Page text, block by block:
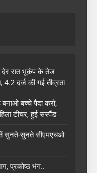
देर रात भूकंप के तेज
दर्ज की गई तीव्रता
बच्चे पैदा करो,
टीचर, हुई सस्पैंड
सुनते-सुनते सीएमएचओ
प्रकोष्ठ भंग..